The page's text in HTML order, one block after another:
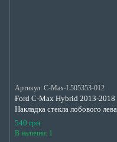
Артикул: C-Max-L505353-012
Ford C-Max Hybrid 2013-2018
Накладка стекла лобового левая
AM5Z-5803179-A
540 грн
В наличии: 1